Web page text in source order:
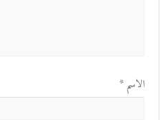
الاسم*